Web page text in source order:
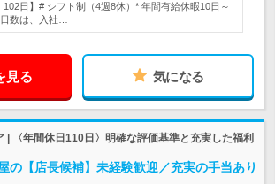
102日】# シフト制（4週8休）* 年間有給休暇10日～
数は、入社…
見る 気になる
| 〈年間休日110日〉明確な評価基準と充実した福利
の【店長候補】未経験歓迎／充実の手当あり